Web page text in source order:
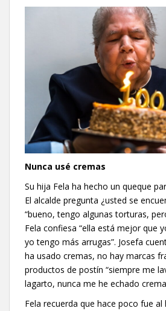
Nunca usé cremas
Su hija Fela ha hecho un queque
El alcalde pregunta ¿usted se
“bueno, tengo algunas torturas,
Fela confiesa “ella está mejor que
yo tengo más arrugas”. Josefa
ha usado cremas, no hay marcas
productos de postín “siempre me
lagarto, nunca me he echado
Fela recuerda que hace poco fue al